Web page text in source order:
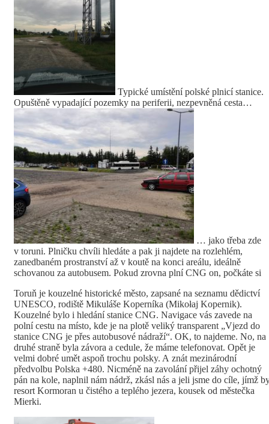
Typické umístění polské plnicí stanice.
Opuštěně vypadající pozemky na periferii, nezpevněná cesta…
… jako třeba zde
v toruni. Plničku chvíli hledáte a pak ji najdete na rozlehlém,
zanedbaném prostranství až v koutě na konci areálu, ideálně
schovanou za autobusem. Pokud zrovna plní CNG on, počkáte si
Toruň je kouzelné historické město, zapsané na seznamu dědictví
UNESCO, rodiště Mikuláše Koperníka (Mikołaj Kopernik).
Kouzelné bylo i hledání stanice CNG. Navigace vás zavede na
polní cestu na místo, kde je na plotě veliký transparent „Vjezd do
stanice CNG je přes autobusové nádraží“. OK, to najdeme. No, na
druhé straně byla závora a cedule, že máme telefonovat. Opět je
velmi dobré umět aspoň trochu polsky. A znát mezinárodní
předvolbu Polska +480. Nicméně na zavolání přijel záhy ochotný
pán na kole, naplnil nám nádrž, zkásl nás a jeli jsme do cíle, jímž
resort Kormoran u čistého a teplého jezera, kousek od městečka
Mierki.